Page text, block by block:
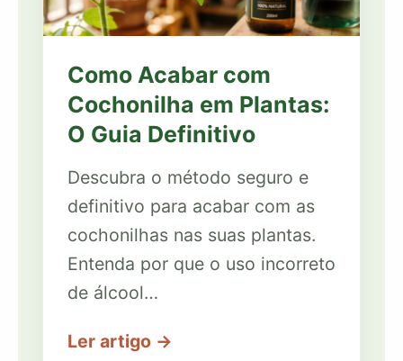
Como Acabar com
Cochonilha em Plantas:
O Guia Definitivo
Descubra o método seguro e
definitivo para acabar com as
cochonilhas nas suas plantas.
Entenda por que o uso incorreto
de álcool…
Ler artigo →